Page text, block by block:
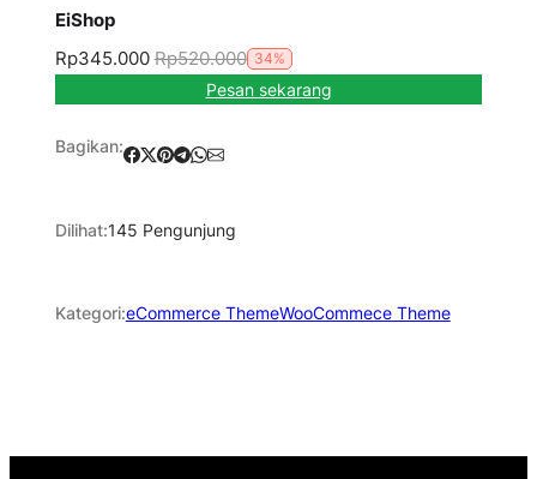
EiShop
Rp345.000 Rp520.000 34%
Pesan sekarang
Bagikan: Share on Facebook Share on X Share on Pinterest Share on TelegramShare on WhatsApp Share on Email
Dilihat:145 Pengunjung
Kategori:eCommerce ThemeWooCommece Theme